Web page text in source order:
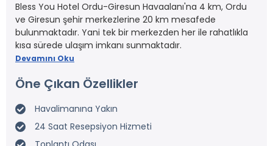
Bless You Hotel Ordu-Giresun Havaalanı'na 4 km, Ordu
ve Giresun şehir merkezlerine 20 km mesafede
bulunmaktadır. Yani tek bir merkezden her ile rahatlıkla
kısa sürede ulaşım imkanı sunmaktadır.
Devamını Oku
Öne Çıkan Özellikler
Havalimanına Yakın
24 Saat Resepsiyon Hizmeti